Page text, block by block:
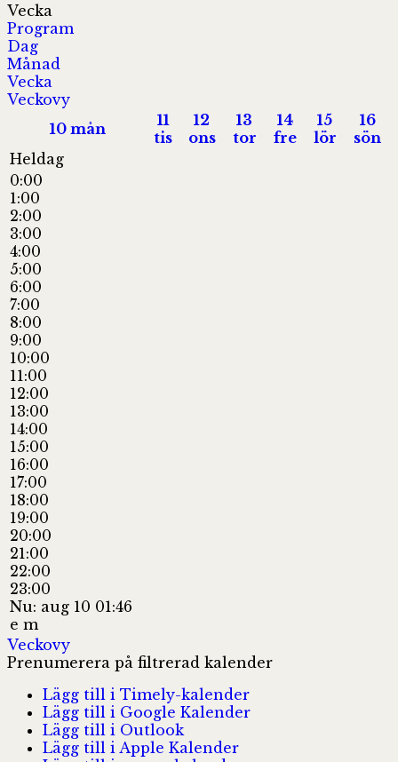
Vecka
Program
Dag
Månad
Vecka
Veckovy
10 mån
11
tis
12
ons
13
tor
14
fre
15
lör
16
sön
Heldag
0:00
1:00
2:00
3:00
4:00
5:00
6:00
7:00
8:00
9:00
10:00
11:00
12:00
13:00
14:00
15:00
16:00
17:00
18:00
19:00
20:00
21:00
22:00
23:00
Nu: aug 10 01:46
e m
Veckovy
Prenumerera på filtrerad kalender
Lägg till i Timely-kalender
Lägg till i Google Kalender
Lägg till i Outlook
Lägg till i Apple Kalender